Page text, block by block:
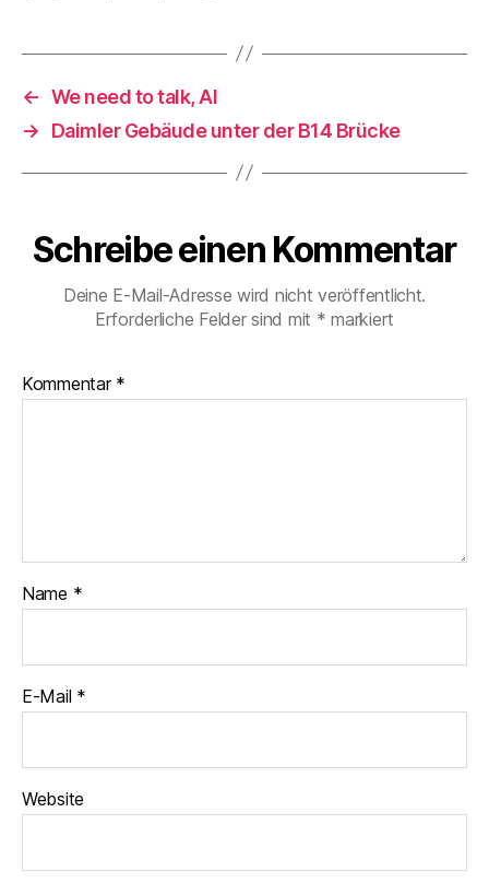
← We need to talk, AI
→
Daimler Gebäude unter der B14 Brücke
Schreibe einen Kommentar
Deine E-Mail-Adresse wird nicht veröffentlicht.
Erforderliche Felder sind mit * markiert
Kommentar *
Name *
E-Mail *
Website